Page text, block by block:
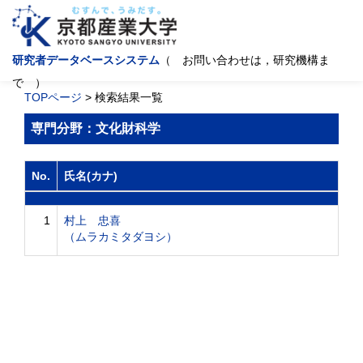
研究者データベースシステム （ お問い合わせは，研究機構ま
で ）
TOPページ > 検索結果一覧
専門分野：文化財科学
No. 氏名(カナ)
1
村上 忠喜
（ムラカミタダヨシ）